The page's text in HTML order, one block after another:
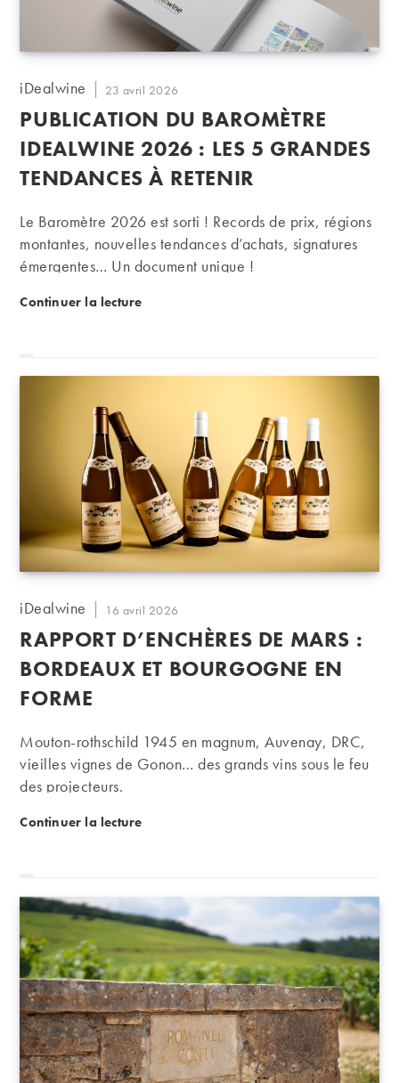
Auteur/autrice
la
publication :
iDealwine
Publication
publiée :
23 avril 2026
PUBLICATION DU BAROMÈTRE
IDEALWINE 2026 : LES 5 GRANDES
TENDANCES À RETENIR
Le Baromètre 2026 est sorti ! Records de prix, régions
montantes, nouvelles tendances d’achats, signatures
émergentes… Un document unique !
Continuer la lecturePublication du Baromètre iDealwine 2026 : les 5
Auteur/autrice
la
publication :
iDealwine
Publication
publiée :
16 avril 2026
RAPPORT D’ENCHÈRES DE MARS :
BORDEAUX ET BOURGOGNE EN
FORME
Mouton-rothschild 1945 en magnum, Auvenay, DRC,
vieilles vignes de Gonon… des grands vins sous le feu
des projecteurs.
Continuer la lectureRapport d’enchères de mars : Bordeaux et